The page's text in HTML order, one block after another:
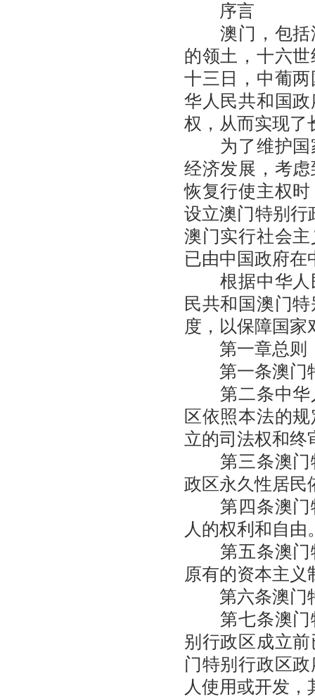
序言
澳门，包括澳
的领土，十六
十三日，中葡
华人民共和国
权，从而实现了
为了维护国家
经济发展，考
恢复行使主权
设立澳门特别行
澳门实行社会
已由中国政府在
根据中华人民
民共和国澳门
度，以保障国家
第一章总则
第一条澳门特
第二条中华人
区依照本法的
立的司法权和终
第三条澳门特
政区永久性居民
第四条澳门特
人的权利和自由
第五条澳门特
原有的资本主义
第六条澳门特
第七条澳门特
别行政区成立
门特别行政区
人使用或开发